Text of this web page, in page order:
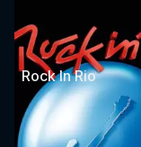
Rock In Rio